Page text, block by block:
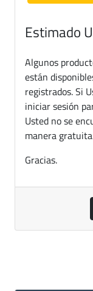
Estimado
Algunos
están
registrados. Si
iniciar sesión
Usted no se
manera
Gracias.